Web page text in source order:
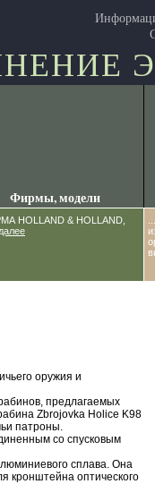
Фирмы, модели
HOLLAND & HOLLAND,
далее
оружия и
предлагаемых
Zbrojovka Holice K98
патроны.
со спусковым
сплава. Она
кронштейна оптического